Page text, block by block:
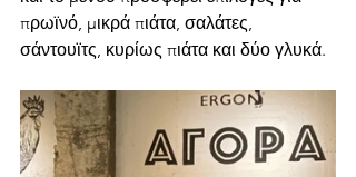
πρωϊνό, μικρά πιάτα, σαλάτες,
σάντουϊτς, κυρίως πιάτα και δύο γλυκά.